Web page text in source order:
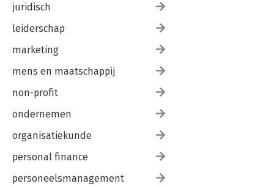
juridisch
leiderschap
marketing
mens en maatschappij
non-profit
ondernemen
organisatiekunde
personal finance
personeelsmanagement